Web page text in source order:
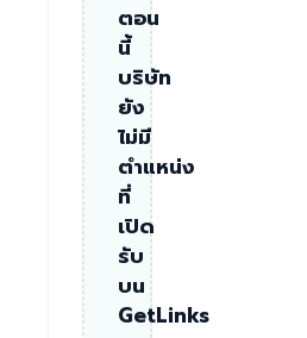
ตอน
นี้
บริษัท
ยัง
ไม่มี
ตำแหน่ง
ที่
เปิด
รับ
บน
GetLinks